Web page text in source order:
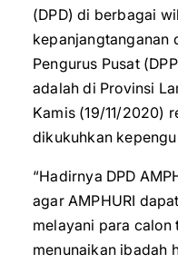
(DPD) di berbagai
kepanjangtanganan
Pengurus Pusat
adalah di Provinsi
Kamis (19/11/2020)
dikukuhkan
“Hadirnya DPD
agar AMPHURI
melayani para calon
menunaikan ibadah